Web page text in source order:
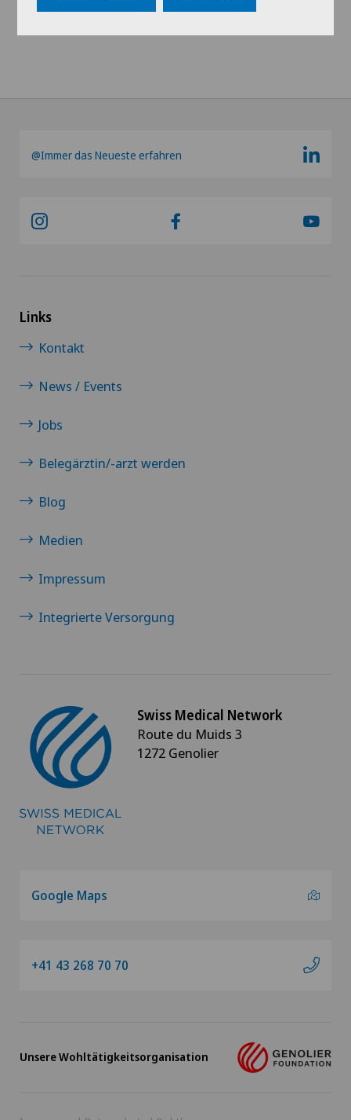
Alle anzeigen
@Immer das Neueste erfahren
Links
Kontakt
News / Events
Jobs
Belegärztin/-arzt werden
Blog
Medien
Impressum
Integrierte Versorgung
Swiss Medical Network
Route du Muids 3
1272 Genolier
Google Maps
+41 43 268 70 70
Unsere Wohltätigkeitsorganisation